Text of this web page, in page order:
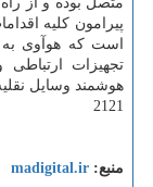
پیرامون کلیه
است که هوآوی
تجهیزات ارتباطی
هوشمند وسایل
2121
منبع: madigital.ir